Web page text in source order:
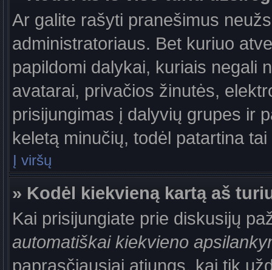
Ar galite rašyti pranešimus
administratoriaus. Bet kuriuo
papildomi dalykai, kuriais negali
avatarai, privačios žinutės,
prisijungimas į dalyvių grupes ir
keletą minučių, todėl patartina
Į viršų
» Kodėl kiekvieną kartą aš
Kai prisijungiate prie diskusijų
automatiškai kiekvieno
paprasčiausiai atjungs, kai tik